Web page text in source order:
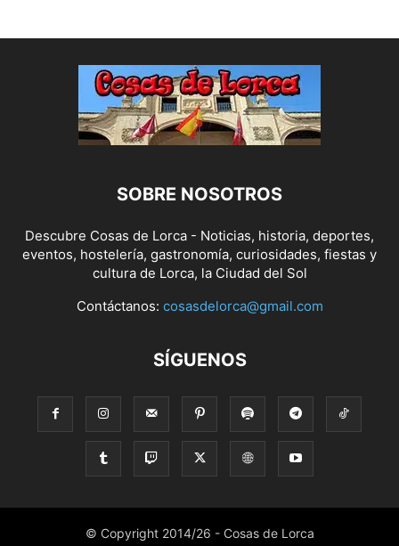
SOBRE NOSOTROS
Descubre Cosas de Lorca - Noticias, historia, deportes,
eventos, hostelería, gastronomía, curiosidades, fiestas y
cultura de Lorca, la Ciudad del Sol
Contáctanos: cosasdelorca@gmail.com
SÍGUENOS
© Copyright 2014/26 - Cosas de Lorca